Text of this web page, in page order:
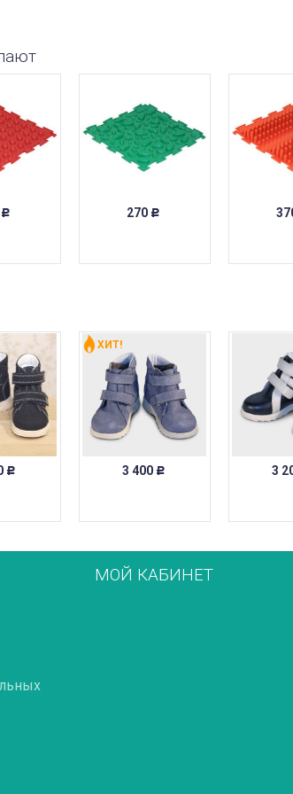
Р 270 Р
Р 3 400 Р
ХИТ!
3
МОЙ КАБИНЕТ